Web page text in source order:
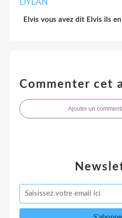
Elvis vous avez dit Elvis ils
Commenter cet
Ajouter un